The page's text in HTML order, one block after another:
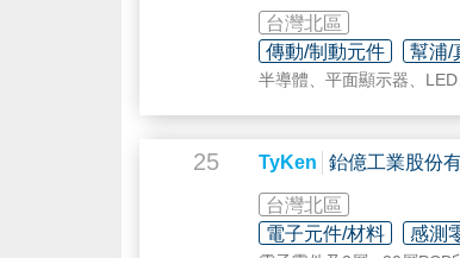
台灣北區
傳動/制動元件
幫浦/
半導體、平面顯示器、LED
25 TyKen 鈶億工業股份
台灣北區
電子元件/材料
感測